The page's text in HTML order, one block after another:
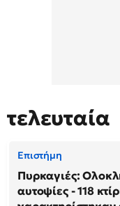
τελευταία
Επιστήμη
Πυρκαγιές:
αυτοψίες - 118